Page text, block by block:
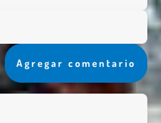
Agregar comentario